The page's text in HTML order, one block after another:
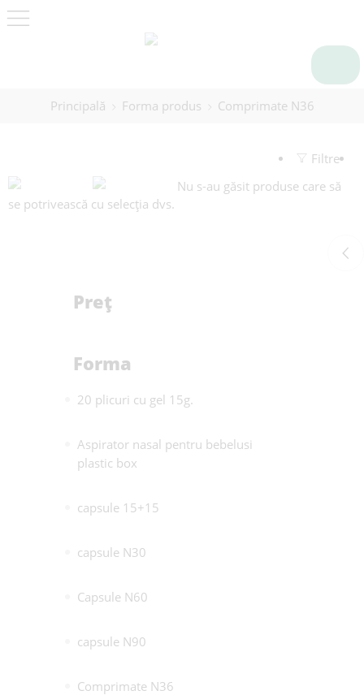
Principală Forma produs Comprimate N36
Filtre
Nu s-au găsit produse care să
se potrivească cu selecția dvs.
Preț
Forma
20 plicuri cu gel 15g.
Aspirator nasal pentru bebelusi
plastic box
capsule 15+15
capsule N30
Capsule N60
capsule N90
Comprimate N36